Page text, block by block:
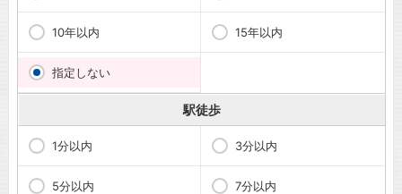
10年以内 15年以内
指定しない
駅徒歩
1分以内 3分以内
5分以内 7分以内